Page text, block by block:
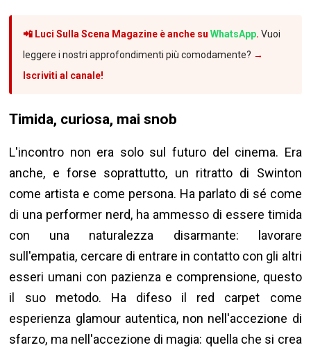
📲 Luci Sulla Scena Magazine è anche suWhatsApp. Vuoi
leggere i nostri approfondimenti più comodamente? →
Iscriviti al canale!
Timida, curiosa, mai snob
L'incontro non era solo sul futuro del cinema. Era
anche, e forse soprattutto, un ritratto di Swinton
come artista e come persona. Ha parlato di sé come
di una performer nerd, ha ammesso di essere timida
con una naturalezza disarmante: lavorare
sull'empatia, cercare di entrare in contatto con gli altri
esseri umani con pazienza e comprensione, questo
il suo metodo. Ha difeso il red carpet come
esperienza glamour autentica, non nell'accezione di
sfarzo, ma nell'accezione di magia: quella che si crea